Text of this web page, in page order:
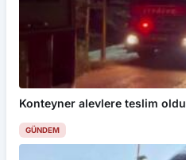
Konteyner alevlere teslim oldu
GÜNDEM